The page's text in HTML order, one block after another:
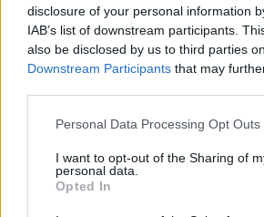
disclosure of your personal information
IAB’s list of downstream participants.
also be disclosed by us to third parties
Downstream Participants that may
Please note that this website/app uses
not limited to your visit or usage
grant or deny consent to Google and its
use your data for below specified
Personal Data Processing Opt Outs
I want to opt-out of the Sharing of
personal data.
Opted In
2026.08.10.
Hogyan került a Kossuth téri
vaddisznó? Odaúszott, majd a